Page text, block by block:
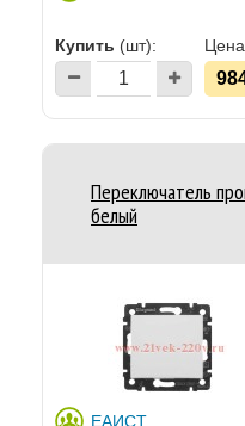
Купить (шт):
Переключатель
белый
ЕАИСТ